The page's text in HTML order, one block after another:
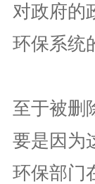
对政府的
环保系统
至于被删
要是因为
环保部门